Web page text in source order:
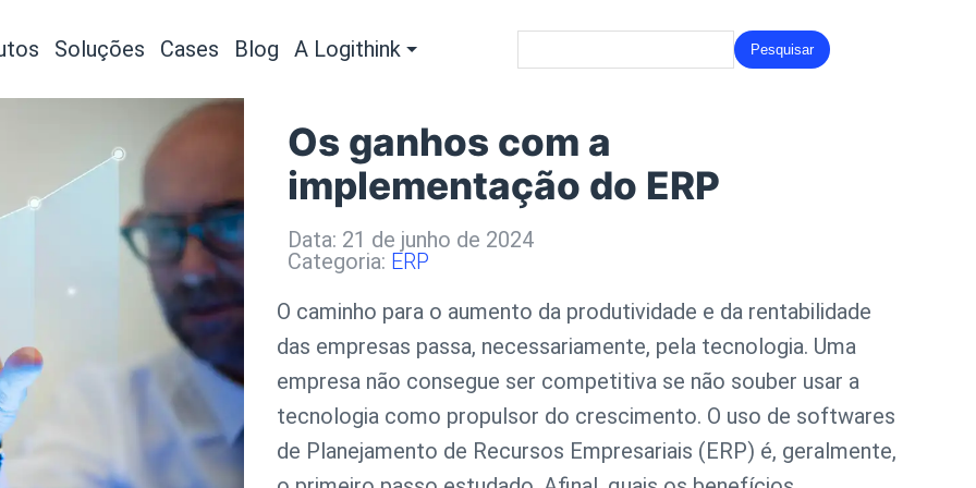
Soluções Cases Blog A Logithink
Os ganhos com a
implementação do ERP
Data: 21 de junho de 2024
Categoria: ERP
O caminho para o aumento da produtividade e da rentabilidade
das empresas passa, necessariamente, pela tecnologia. Uma
empresa não consegue ser competitiva se não souber usar a
tecnologia como propulsor do crescimento. O uso de softwares
de Planejamento de Recursos Empresariais (ERP) é, geralmente,